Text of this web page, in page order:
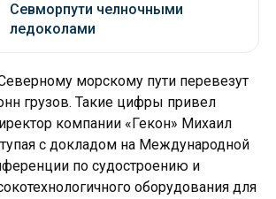
Севморпути челночными
ледоколами
морскому пути перевезут
грузов. Такие цифры привел
компании «Гекон» Михаил
с докладом на Международной
по судостроению и
оборудования для